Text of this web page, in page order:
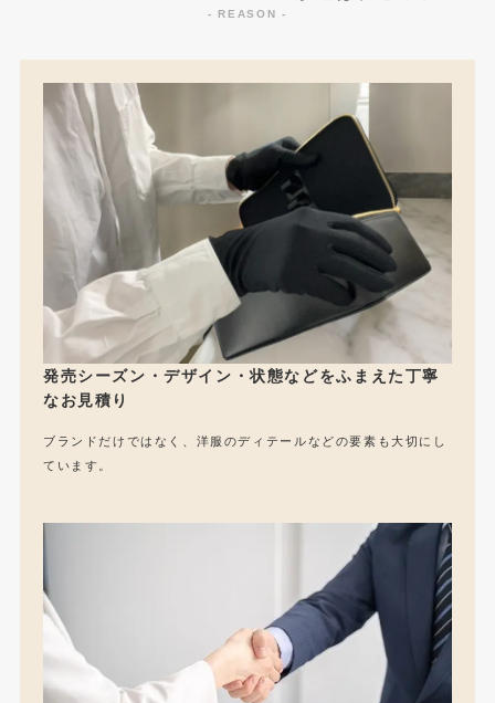
- REASON -
発売シーズン・デザイン・状態などをふまえた丁寧
なお見積り
ブランドだけではなく、洋服のディテールなどの要素も大切にし
ています。